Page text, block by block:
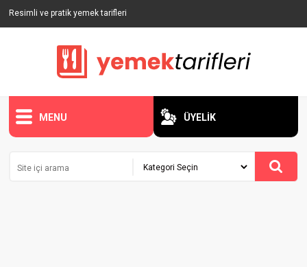
Resimli ve pratik yemek tarifleri
MENU ÜYELİK